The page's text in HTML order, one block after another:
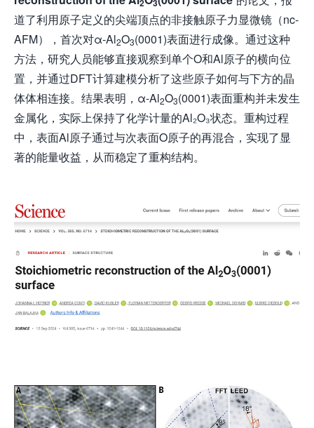
2 3
道了利用原子定义的尖端顶点的非接触原子力显微镜（nc-
AFM），首次对α-Al2O3(0001)表面进行成像。通过这种
方法，研究人员能够直接观察到单个O和Al原子的横向位
置，并通过DFT计算建模分析了这些原子如何与下方的晶
体体相连接。结果表明，α-Al2O3(0001)表面重构并未发生
金属化，实际上保持了化学计量的Al₂O₃状态。重构过程
中，表面Al原子通过与次表面O原子的再混合，实现了显
著的能量收益，从而稳定了重构结构。